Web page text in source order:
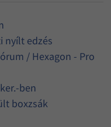
nyílt edzés
/ Hexagon - Pro
ben
boxzsák